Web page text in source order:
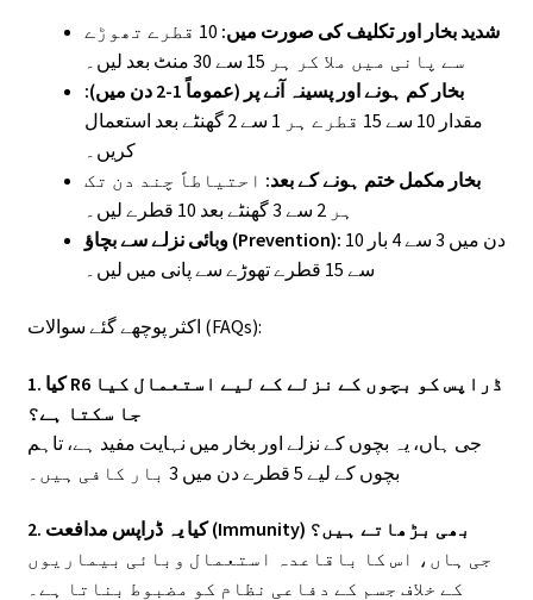
شدید بخار اور تکلیف کی صورت میں:
10 قطرے تھوڑے
سے پانی میں ملا کر ہر 15 سے 30 منٹ بعد لیں۔
بخار کم ہونے اور پسینہ آنے پر (عموماً 1-2 دن میں):
مقدار 10 سے 15 قطرے ہر 1 سے 2 گھنٹے بعد استعمال
کریں۔
بخار مکمل ختم ہونے کے بعد: احتیاطاً چند دن تک
ہر 2 سے 3 گھنٹے بعد 10 قطرے لیں۔
وبائی نزلے سے بچاؤ (Prevention):
سے 15 قطرے تھوڑے سے پانی میں لیں۔
اکثر پوچھے گئے سوالات (FAQs):
1. کیا R6 ڈراپس کو بچوں کے نزلے کے لیے استعمال کیا
جا سکتا ہے؟
جی ہاں، یہ بچوں کے نزلے اور بخار میں نہایت مفید ہے، تاہم
بچوں کے لیے 5 قطرے دن میں 3 بار کافی ہیں۔
2. کیا یہ ڈراپس مدافعت (Immunity) بھی بڑھاتے ہیں؟
جی ہاں، اس کا باقاعدہ استعمال وبائی بیماریوں
کے خلاف جسم کے دفاعی نظام کو مضبوط بناتا ہے۔